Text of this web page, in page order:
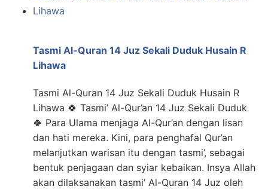
Tasmi Al-Quran 14 Juz Sekali Duduk Husain R
Lihawa
Tasmi Al-Quran 14 Juz Sekali Duduk Husain R
Lihawa 🍀 Tasmi’ Al-Qur’an 14 Juz Sekali Duduk
🍀 Para Ulama menjaga Al-Qur’an dengan lisan
dan hati mereka. Kini, para penghafal Qur’an
melanjutkan warisan itu dengan tasmi’, sebagai
bentuk penjagaan dan syiar kebaikan. Insya Allah
akan dilaksanakan tasmi’ Al-Quran 14 Juz oleh